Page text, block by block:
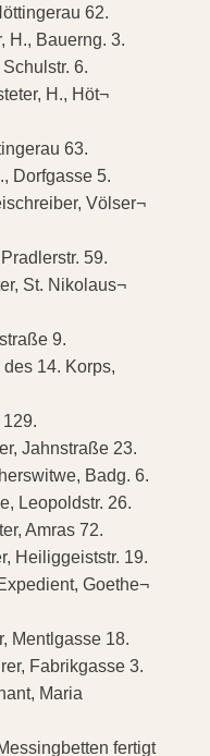
62.
H., Bauerng. 3.
6.
H., Höt¬
63.
Dorfgasse 5.
Völser¬
59.
St. Nikolaus¬
9.
14. Korps,
Jahnstraße 23.
Badg. 6.
Leopoldstr. 26.
Amras 72.
Heiliggeiststr. 19.
Goethe¬
Mentlgasse 18.
Fabrikgasse 3.
Maria
fertigt